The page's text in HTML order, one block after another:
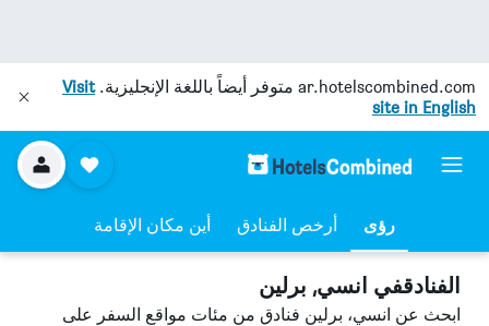
ar.hotelscombined.com متوفر أيضاً باللغة الإنجليزية.Visit
site in English
رؤى أرخص الفنادق أين مكان الإقامة
الفنادقفي انسي, برلين
ابحث عن انسي، برلين فنادق من مئات مواقع السفر على